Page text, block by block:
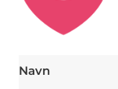
Navn